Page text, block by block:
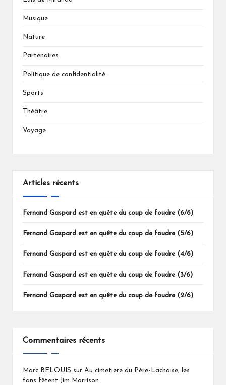
Musique
Nature
Partenaires
Politique de confidentialité
Sports
Théâtre
Voyage
Articles récents
Fernand Gaspard est en quête du coup de foudre (6/6)
Fernand Gaspard est en quête du coup de foudre (5/6)
Fernand Gaspard est en quête du coup de foudre (4/6)
Fernand Gaspard est en quête du coup de foudre (3/6)
Fernand Gaspard est en quête du coup de foudre (2/6)
Commentaires récents
Marc BELOUIS sur Au cimetière du Père-Lachaise, les
fans fêtent Jim Morrison